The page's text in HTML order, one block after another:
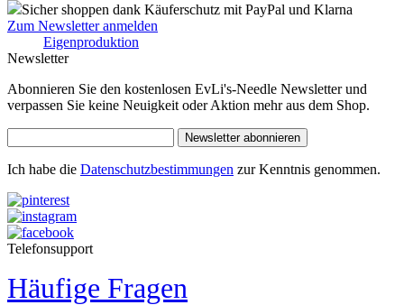
Sicher shoppen dank Käuferschutz mit PayPal und Klarna
Zum Newsletter anmelden
Eigenproduktion
Newsletter
Abonnieren Sie den kostenlosen EvLi's-Needle Newsletter und
verpassen Sie keine Neuigkeit oder Aktion mehr aus dem Shop.
Newsletter abonnieren
Ich habe die Datenschutzbestimmungen zur Kenntnis genommen.
Telefonsupport
Häufige Fragen